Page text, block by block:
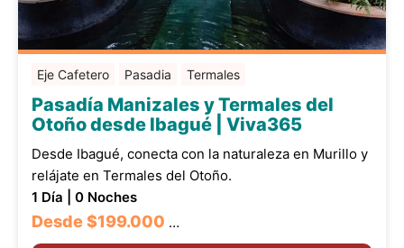
Eje Cafetero Pasadia Termales
Pasadía Manizales y Termales del
Otoño desde Ibagué | Viva365
Desde Ibagué, conecta con la naturaleza en Murillo y
relájate en Termales del Otoño.
1 Día | 0 Noches
Desde$199.000 …